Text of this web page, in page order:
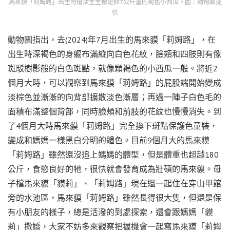
馬來貘「莉姆路」出生時還活生生像是個7公斤重的褐色小西瓜。圖：動物園提
供
動物園指出，去(2024)年7月出生的馬來貘「莉姆路」，在
出生時深褐色的身軀布滿縱向白色花紋，臉頰和四肢則有像
斑駁樹影般的白色斑點，就像顆褐色的小西瓜一般。將近2
個月大時，可以觀察到馬來貘「莉姆路」的屁股端開始變成
淡棕色並漸漸的向背部擴散淡色漸層；再過一陣子白色毛的
面積布滿整個背部，同時臉頰和前肢的花紋也慢慢消失。到
了4個月大時馬來貘「莉姆路」完全換下斑點保護色童裝，
變成和媽媽一樣黑白分明的體色。目前9個月大的馬來貘
「莉姆路」雖然還沒追上媽媽的體型，但是體重也超越180
公斤，食慾良好的牠，很快就會發育成為壯碩的馬來貘。母
子檔馬來貘「貘莉」、「莉姆路」現在還一起住在穿山甲館
旁的水池區，馬來貘「莉姆路」雖然長得很大隻，但還是保
有小朋友的樣子，總是活潑的到處探索，還會跟媽媽「貘
莉」撒嬌，大家不妨多來觀察把握機會一起寫馬來貘「莉姆